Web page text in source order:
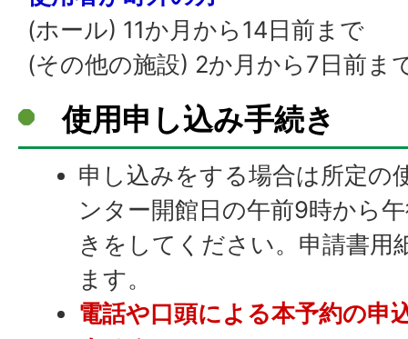
(ホール) 11か月から14日前まで
(その他の施設) 2か月から7日前ま
使用申し込み手続き
申し込みをする場合は所定の
ンター開館日の午前9時から
きをしてください。申請書用
ます。
電話や口頭による本予約の申